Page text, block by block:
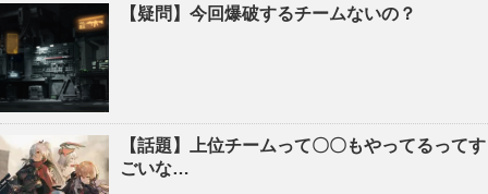
【疑問】今回爆破するチームないの？
【話題】上位チームって〇〇もやってるってす
ごいな…